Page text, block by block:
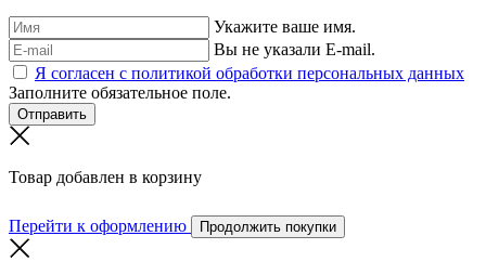
Укажите ваше имя.
Вы не указали E-mail.
Я согласен с политикой обработки персональных данных
Заполните обязательное поле.
Отправить
Товар добавлен в корзину
Перейти к оформлению Продолжить покупки